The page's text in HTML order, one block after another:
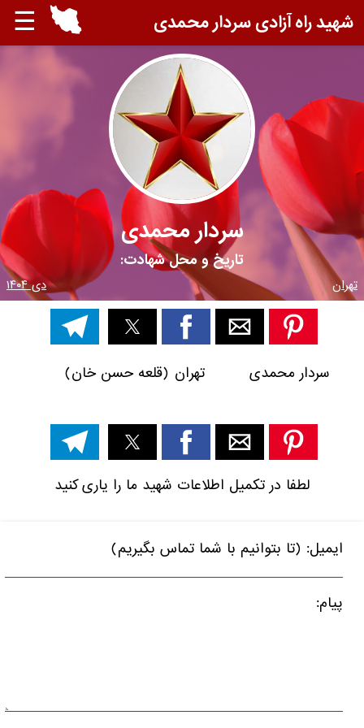
☰ شهید راه آزادی سردار محمدی
سردار محمدی
تاریخ و محل شهادت:
تهران دی ۱۴۰۴
سردار محمدی تهران (قلعه حسن خان)
لطفا در تکمیل اطلاعات شهید ما را یاری کنید
ایمیل: (تا بتوانیم با شما تماس بگیریم)
پیام: